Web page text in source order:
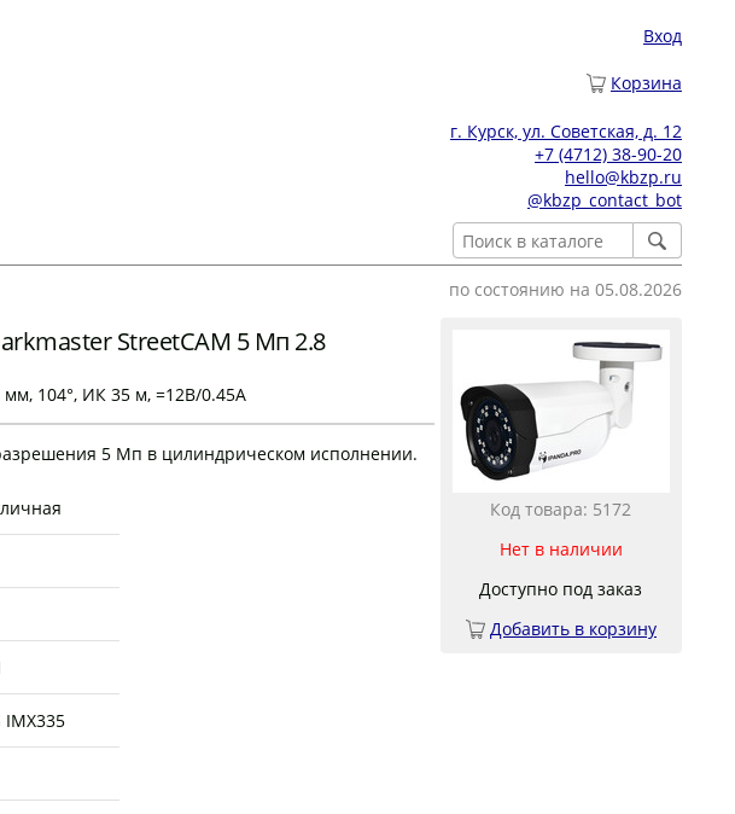
Вход
Корзина
г. Курск, ул. Советская, д. 12
+7 (4712) 38-90-20
hello@kbzp.ru
@kbzp_contact_bot
по состоянию на 05.08.2026
Код товара: 5172
Нет в наличии
Доступно под заказ
Добавить в корзину
StreetCAM 5 Мп 2.8
мм, 104°, ИК 35 м, =12В/0.45А
5 Мп в цилиндрическом исполнении.
IMX335